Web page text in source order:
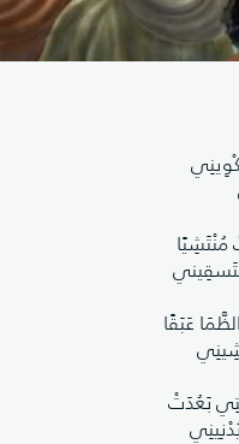
عَبَقًا
بَعُدَتْ